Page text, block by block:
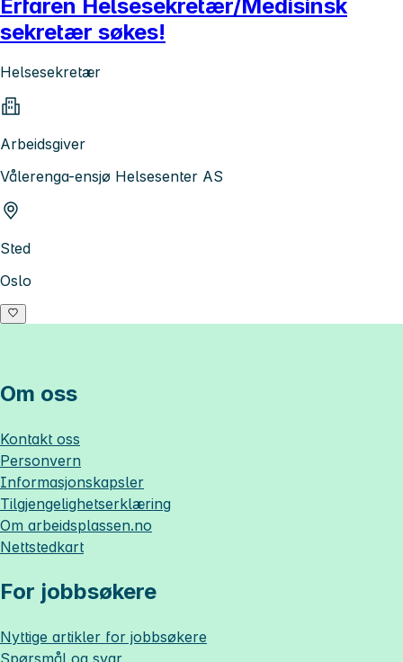
Erfaren Helsesekretær/Medisinsk
sekretær søkes!
Helsesekretær
Arbeidsgiver
Vålerenga-ensjø Helsesenter AS
Sted
Oslo
Om oss
Kontakt oss
Personvern
Informasjonskapsler
Tilgjengelighetserklæring
Om arbeidsplassen.no
Nettstedkart
For jobbsøkere
Nyttige artikler for jobbsøkere
Spørsmål og svar